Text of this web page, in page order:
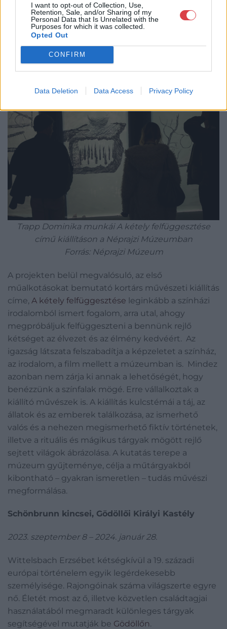
I want to opt-out of Collection, Use,
Retention, Sale, and/or Sharing of my
Personal Data that Is Unrelated with the
Purposes for which it was collected.
Opted Out
CONFIRM
Data Deletion Data Access Privacy Policy
és kiállításba. A tárlat egyúttal első epizódja a
Néprajzi Múzeum MaDok programja által
indított Művész tekintete című sorozatnak, amely
már a 2024 májusában nyíló állandó gyűjteményi
kiállításhoz kapcsolódik.
Trapp Dominika munkái A kétely felfüggesztése
című kiállításon a Néprajzi Múzeumban
Forrás: Néprajzi Múzeum
A projekten belül megvalósuló, az első
műalkotásokat bemutató kortárs művészeti kiállítás
címe, A kétely felfüggesztése leginkább a színházi
irodalomból ismert fogalom, arra utal, ahogy
megpróbáljuk felfüggeszteni a bennünk rejlő
kétséget az élvezet és az élmény kedvéért. Az
igazság látszata felszabadítja a képzeletet a színház,
az irodalom, a film mellett a múzeumban is. Mindez
azonban nem zárja ki annak a lehetőségét, hogy
benézzünk a színfalak mögé. Erre vállalkoztak a
kiállító művészek is. A kiállítás kulcstémái a táj, az
állatok és az emberek találkozása, az ismerhető
valós és a nehezen megismerhető fiktív történetek,
illetve a rituális és mágikus tárgyak mögött rejlő
sejtett világok ábrázolása. A kutatás terepe a
múzeum gyűjteménye, célja a műtárgyakból
kibontható – gyakran ismeretlen – tudás művészi
megformálása.
Schönbrunn kincsei, Gödöllői Királyi Kastély
2023. szeptember 8 – 2024. január 28.
Wittelsbach Erzsébet kétségkívül a 19. századi
európai történelem egyik legérdekesebb
személyisége. Rajongóinak száma világszerte egyre
nő. Életét most az ő, illetve közvetlen családtagjai
használatából megmaradt különleges tárgyak
segítségével mutatják be Gödöllőn.